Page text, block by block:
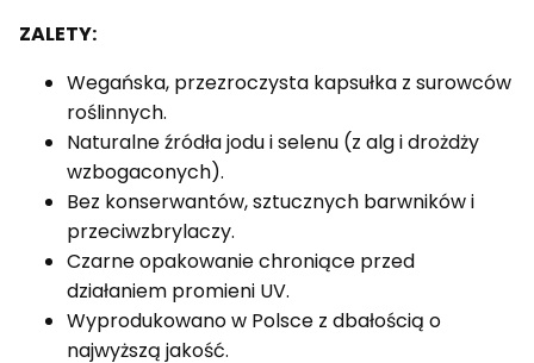
ZALETY:
Wegańska, przezroczysta kapsułka z surowców
roślinnych.
Naturalne źródła jodu i selenu (z alg i drożdży
wzbogaconych).
Bez konserwantów, sztucznych barwników i
przeciwzbrylaczy.
Czarne opakowanie chroniące przed
działaniem promieni UV.
Wyprodukowano w Polsce z dbałością o
najwyższą jakość.